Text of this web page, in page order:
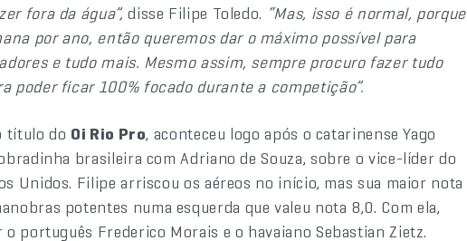
fora da água”,disse Filipe Toledo. “Mas, isso é normal, porque
por ano, então queremos dar o máximo possível para
e tudo mais. Mesmo assim, sempre procuro fazer tudo
poder ficar 100% focado durante a competição”.
título do Oi Rio Pro, aconteceu logo após o catarinense Yago
brasileira com Adriano de Souza, sobre o vice-líder do
Unidos. Filipe arriscou os aéreos no início, mas sua maior nota
potentes numa esquerda que valeu nota 8,0. Com ela,
português Frederico Morais e o havaiano Sebastian Zietz.